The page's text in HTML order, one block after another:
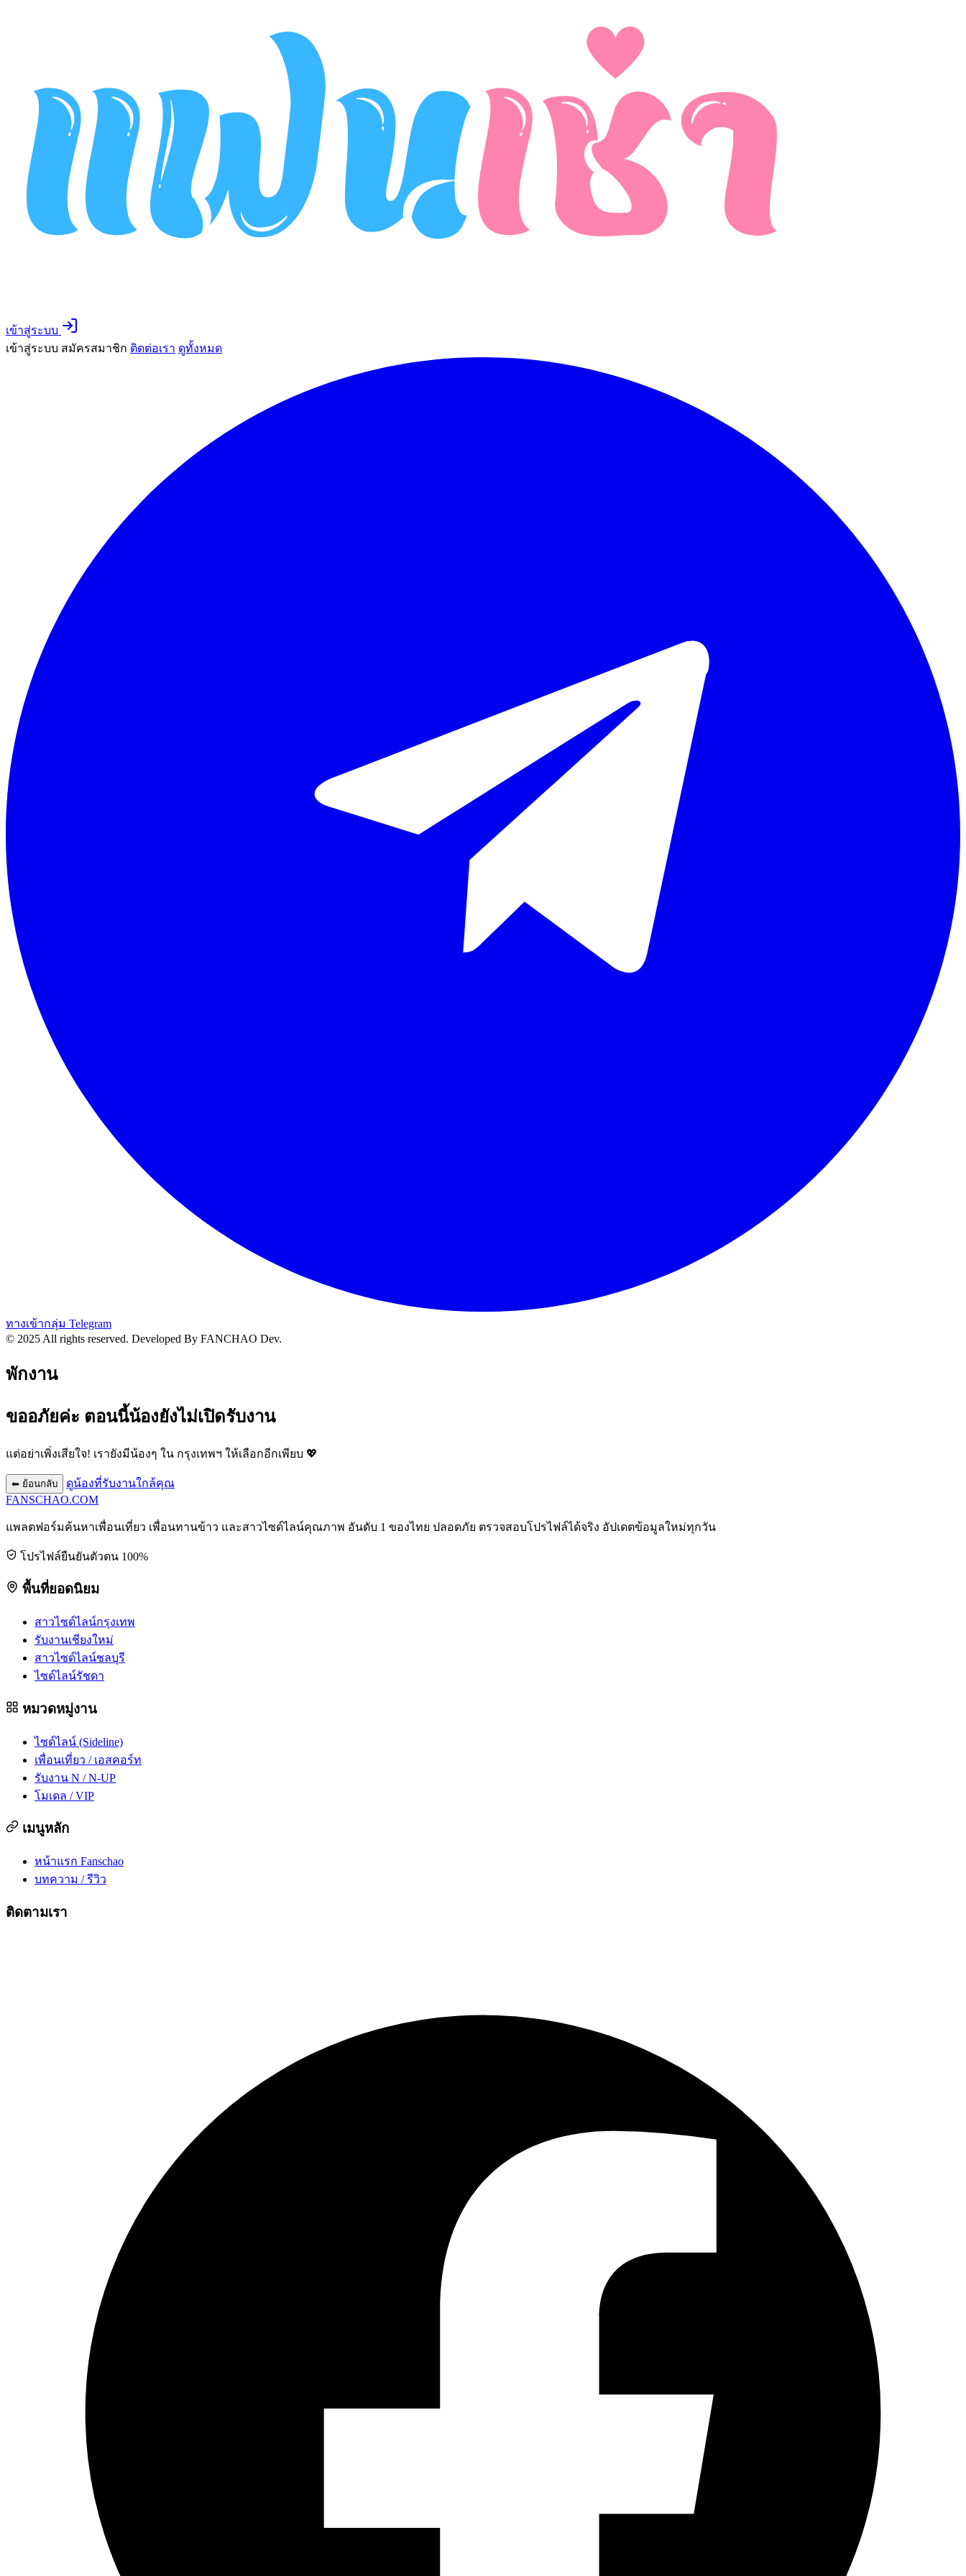
เข้าสู่ระบบ
เข้าสู่ระบบ สมัครสมาชิก ติดต่อเรา ดูทั้งหมด
ทางเข้ากลุ่ม Telegram
© 2025 All rights reserved. Developed By FANCHAO Dev.
พักงาน
ขออภัยค่ะ ตอนนี้น้องยังไม่เปิดรับงาน
แต่อย่าเพิ่งเสียใจ! เรายังมีน้องๆ ใน กรุงเทพฯ ให้เลือกอีกเพียบ 💖
⬅ ย้อนกลับ
ดูน้องที่รับงานใกล้คุณ
FANSCHAO.COM
แพลตฟอร์มค้นหาเพื่อนเที่ยว เพื่อนทานข้าว และสาวไซด์ไลน์คุณภาพ อันดับ 1 ของไทย ปลอดภัย ตรวจสอบโปรไฟล์ได้จริง อัปเดตข้อมูลใหม่ทุกวัน
โปรไฟล์ยืนยันตัวตน 100%
พื้นที่ยอดนิยม
สาวไซด์ไลน์กรุงเทพ
รับงานเชียงใหม่
สาวไซด์ไลน์ชลบุรี
ไซด์ไลน์รัชดา
หมวดหมู่งาน
ไซด์ไลน์ (Sideline)
เพื่อนเที่ยว / เอสคอร์ท
รับงาน N / N-UP
โมเดล / VIP
เมนูหลัก
หน้าแรก Fanschao
บทความ / รีวิว
ติดตามเรา